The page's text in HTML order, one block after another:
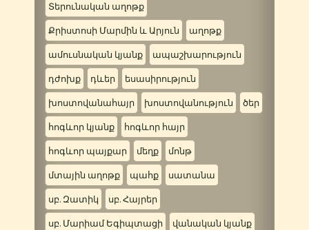
Տերունական աղոթք
Քրիստոսի Մարմին և Արյուն աղոթք
ամուսնական կյանք ապաշխարություն
դժոխք դևեր եսասիրություն
խոստովանահայր խոստովանություն ծեր
հոգևոր կյանք հոգևոր հայր
հոգևոր պայքար մեղք մոնթ
մտային աղոթք պահք սատանա
սբ. Զատիկ սբ. Հայրեր
սբ. Մարիամ Եգիպտացի վանական կյանք